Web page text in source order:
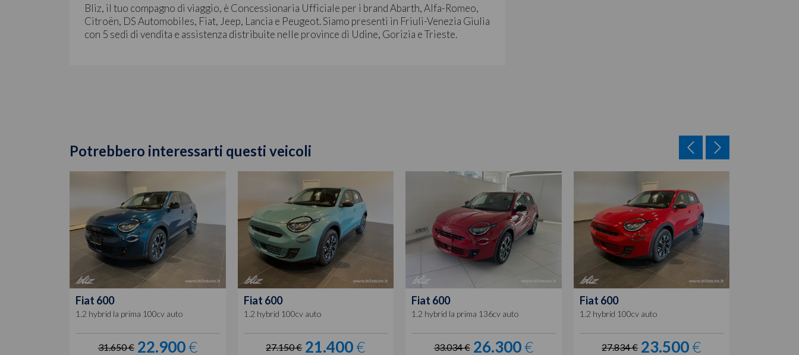
Bliz, il tuo compagno di viaggio, è Concessionaria Ufficiale per i brand Abarth, Alfa-Romeo,
Citroën, DS Automobiles, Fiat, Jeep, Lancia e Peugeot. Siamo presenti in Friuli-Venezia Giulia
con 5 sedi di vendita e assistenza distribuite nelle province di Udine, Gorizia e Trieste.
Potrebbero interessarti questi veicoli
Fiat 600
1.2 hybrid la prima 100cv auto
31.650 € 22.900€
Fiat 600
1.2 hybrid 100cv auto
27.150 € 21.400€
Fiat 600
1.2 hybrid la prima 136cv auto
33.034 € 26.300€
Fiat 600
1.2 hybrid 100cv auto
27.834 € 23.500€